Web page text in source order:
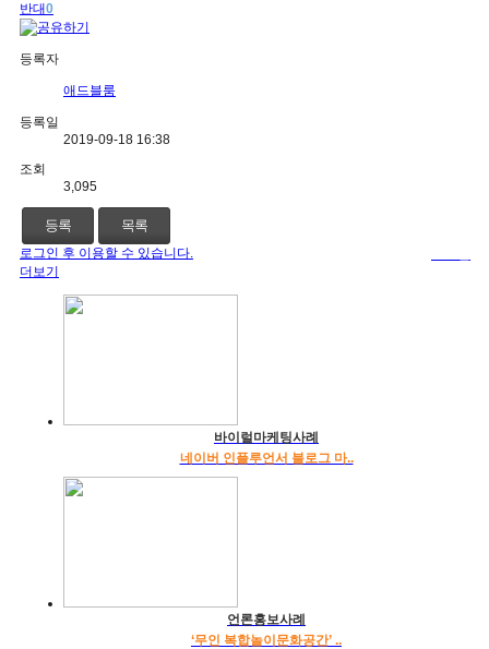
반대0
등록자
애드블룸
등록일
2019-09-18 16:38
조회
3,095
등록 목록
로그인 후 이용할 수 있습니다.
더보기
바이럴마케팅사례
네이버 인플루언서 블로그 마..
언론홍보사례
‘무인 복합놀이문화공간’ ..